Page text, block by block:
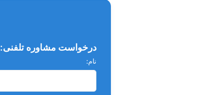
درخواست مشاوره تلفنی:
نام: